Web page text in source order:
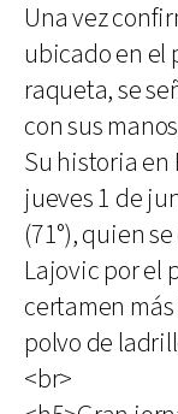
Una vez
ubicado en el
raqueta, se
con sus
Su historia en
jueves 1 de
(71°), quien
Lajovic por el
certamen
polvo de
<br>